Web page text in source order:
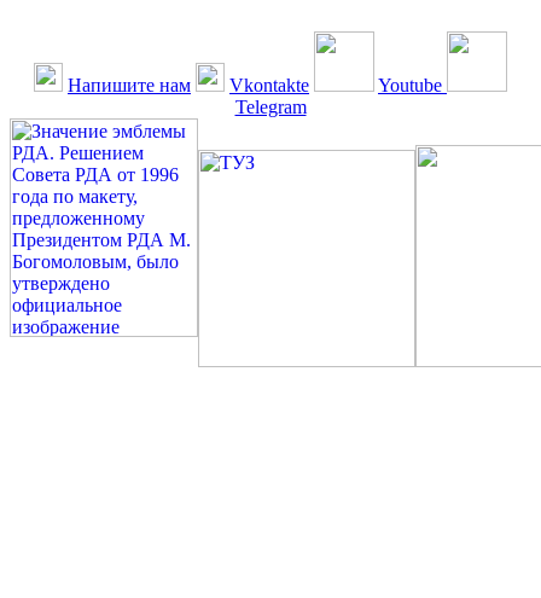
Напишите нам Vkontakte
Youtube
Telegram